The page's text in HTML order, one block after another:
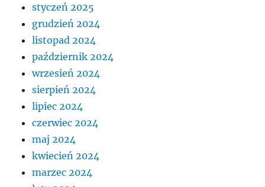
styczeń 2025
grudzień 2024
listopad 2024
październik 2024
wrzesień 2024
sierpień 2024
lipiec 2024
czerwiec 2024
maj 2024
kwiecień 2024
marzec 2024